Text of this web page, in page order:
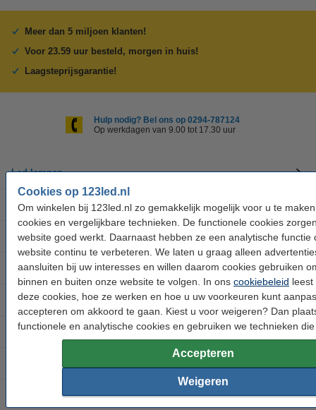
Cookies op 123led.nl
Om winkelen bij 123led.nl zo gemakkelijk mogelijk voor u te
cookies en vergelijkbare technieken. De functionele cookies
website goed werkt. Daarnaast hebben ze een analytische functie
website continu te verbeteren. We laten u graag alleen
aansluiten bij uw interesses en willen daarom cookies gebruiken
binnen en buiten onze website te volgen. In ons cookiebeleid leest
deze cookies, hoe ze werken en hoe u uw voorkeuren kunt
accepteren om akkoord te gaan. Kiest u voor weigeren? Dan
functionele en analytische cookies en gebruiken we technieken
Accepteren
Weigeren
Meer dan 5 miljoen klanten!
Voor 23.59 uur besteld, morgen in huis!
Laagsteprijsgarantie!
Hulp nodig? Bel ons op 0294-787124
Op werkdagen van 9.00 tot 17.30 uur
Led-lampen
Binnenverlichting
Buitenverlichting
Merken
Kerstverlichting
Klantenservice
Bedrijfsinformatie